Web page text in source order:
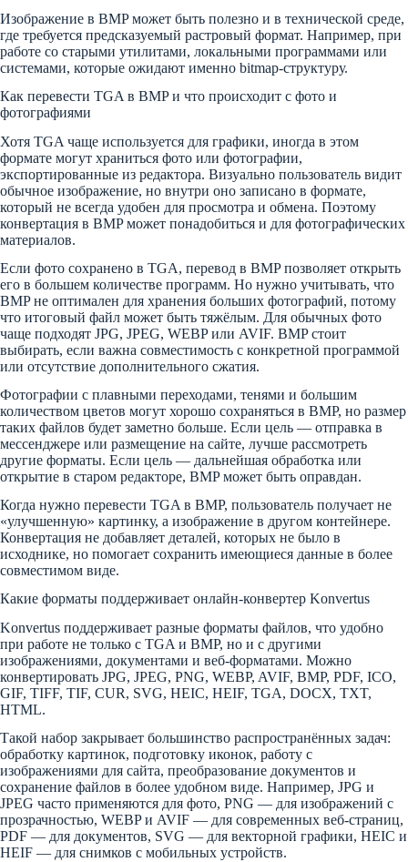
Изображение в BMP может быть полезно и в технической среде,
где требуется предсказуемый растровый формат. Например, при
работе со старыми утилитами, локальными программами или
системами, которые ожидают именно bitmap-структуру.
Как перевести TGA в BMP и что происходит с фото и
фотографиями
Хотя TGA чаще используется для графики, иногда в этом
формате могут храниться фото или фотографии,
экспортированные из редактора. Визуально пользователь видит
обычное изображение, но внутри оно записано в формате,
который не всегда удобен для просмотра и обмена. Поэтому
конвертация в BMP может понадобиться и для фотографических
материалов.
Если фото сохранено в TGA, перевод в BMP позволяет открыть
его в большем количестве программ. Но нужно учитывать, что
BMP не оптимален для хранения больших фотографий, потому
что итоговый файл может быть тяжёлым. Для обычных фото
чаще подходят JPG, JPEG, WEBP или AVIF. BMP стоит
выбирать, если важна совместимость с конкретной программой
или отсутствие дополнительного сжатия.
Фотографии с плавными переходами, тенями и большим
количеством цветов могут хорошо сохраняться в BMP, но размер
таких файлов будет заметно больше. Если цель — отправка в
мессенджере или размещение на сайте, лучше рассмотреть
другие форматы. Если цель — дальнейшая обработка или
открытие в старом редакторе, BMP может быть оправдан.
Когда нужно перевести TGA в BMP, пользователь получает не
«улучшенную» картинку, а изображение в другом контейнере.
Конвертация не добавляет деталей, которых не было в
исходнике, но помогает сохранить имеющиеся данные в более
совместимом виде.
Какие форматы поддерживает онлайн-конвертер Konvertus
Konvertus поддерживает разные форматы файлов, что удобно
при работе не только с TGA и BMP, но и с другими
изображениями, документами и веб-форматами. Можно
конвертировать JPG, JPEG, PNG, WEBP, AVIF, BMP, PDF, ICO,
GIF, TIFF, TIF, CUR, SVG, HEIC, HEIF, TGA, DOCX, TXT,
HTML.
Такой набор закрывает большинство распространённых задач:
обработку картинок, подготовку иконок, работу с
изображениями для сайта, преобразование документов и
сохранение файлов в более удобном виде. Например, JPG и
JPEG часто применяются для фото, PNG — для изображений с
прозрачностью, WEBP и AVIF — для современных веб-страниц,
PDF — для документов, SVG — для векторной графики, HEIC и
HEIF — для снимков с мобильных устройств.